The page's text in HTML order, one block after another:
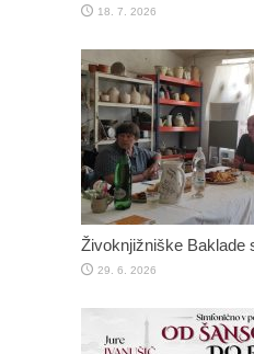
18. 7. 2026
Živoknjižniške Baklade
29. 6. 2026